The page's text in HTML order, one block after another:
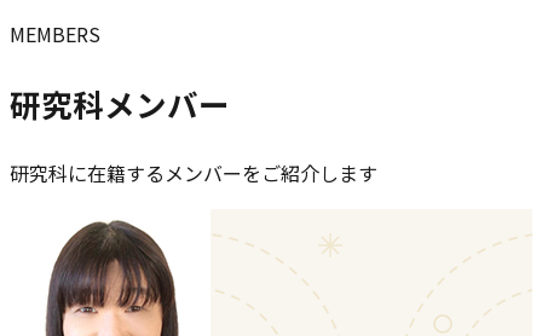
MEMBERS
研究科メンバー
研究科に在籍するメンバーをご紹介します